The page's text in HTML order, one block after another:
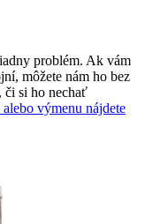
problém. Ak vám
môžete nám ho bez
či si ho nechať
výmenu nájdete